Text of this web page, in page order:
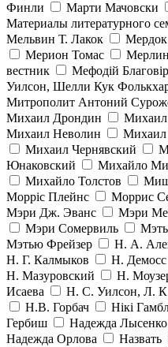
Финли
Марти Мачовски
Материалы литературного
Мельвин Т. Лакок
Мерион Томас
вестник
Мефодій
Уилсон, Шелли Кук
Митрополит Антоний
Михаил Дрондин
Михаил
Михаил Неволин
Михаил Чернявский
Юнаковский
Михайло
Михайло Толстов
Морріс Плейнс
Моррис
Мэри Дж. Эванс
Мэри
Мэри Сомервиль
Мэтью Фрейзер
Н. А.
Н. Г. Калмыков
Н. Демосс
Н. Мазуровский
Н.
Исаева
Н. С. Уилсон, Л.
Н.В. Горбач
Нікі
Гербиш
Надежда Лысенко
Надежда Орлова
Назвать